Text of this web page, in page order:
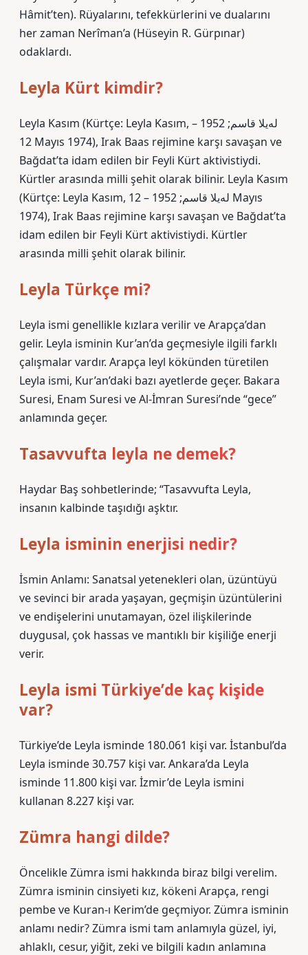
Hâmit’ten). Rüyalarını, tefekkürlerini ve dualarını
her zaman Nerîman’a (Hüseyin R. Gürpınar)
odaklardı.
Leyla Kürt kimdir?
Leyla Kasım (Kürtçe: Leyla Kasım, لەیلا قاسم; 1952 –
12 Mayıs 1974), Irak Baas rejimine karşı savaşan ve
Bağdat’ta idam edilen bir Feyli Kürt aktivistiydi.
Kürtler arasında milli şehit olarak bilinir. Leyla Kasım
(Kürtçe: Leyla Kasım, لەیلا قاسم; 1952 – 12 Mayıs
1974), Irak Baas rejimine karşı savaşan ve Bağdat’ta
idam edilen bir Feyli Kürt aktivistiydi. Kürtler
arasında milli şehit olarak bilinir.
Leyla Türkçe mi?
Leyla ismi genellikle kızlara verilir ve Arapça’dan
gelir. Leyla isminin Kur’an’da geçmesiyle ilgili farklı
çalışmalar vardır. Arapça leyl kökünden türetilen
Leyla ismi, Kur’an’daki bazı ayetlerde geçer. Bakara
Suresi, Enam Suresi ve Al-İmran Suresi’nde “gece”
anlamında geçer.
Tasavvufta leyla ne demek?
Haydar Baş sohbetlerinde; “Tasavvufta Leyla,
insanın kalbinde taşıdığı aşktır.
Leyla isminin enerjisi nedir?
İsmin Anlamı: Sanatsal yetenekleri olan, üzüntüyü
ve sevinci bir arada yaşayan, geçmişin üzüntülerini
ve endişelerini unutamayan, özel ilişkilerinde
duygusal, çok hassas ve mantıklı bir kişiliğe enerji
verir.
Leyla ismi Türkiye’de kaç kişide
var?
Türkiye’de Leyla isminde 180.061 kişi var. İstanbul’da
Leyla isminde 30.757 kişi var. Ankara’da Leyla
isminde 11.800 kişi var. İzmir’de Leyla ismini
kullanan 8.227 kişi var.
Zümra hangi dilde?
Öncelikle Zümra ismi hakkında biraz bilgi verelim.
Zümra isminin cinsiyeti kız, kökeni Arapça, rengi
pembe ve Kuran-ı Kerim’de geçmiyor. Zümra isminin
anlamı nedir? Zümra ismi tam anlamıyla güzel, iyi,
ahlaklı, cesur, yiğit, zeki ve bilgili kadın anlamına